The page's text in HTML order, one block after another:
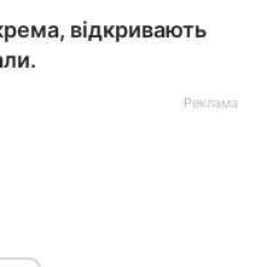
відкривають
Реклама